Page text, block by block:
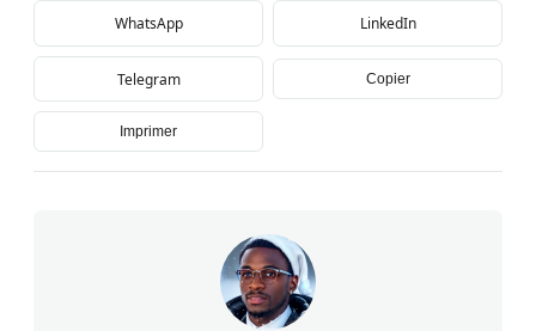
WhatsApp LinkedIn
Telegram Copier
Imprimer